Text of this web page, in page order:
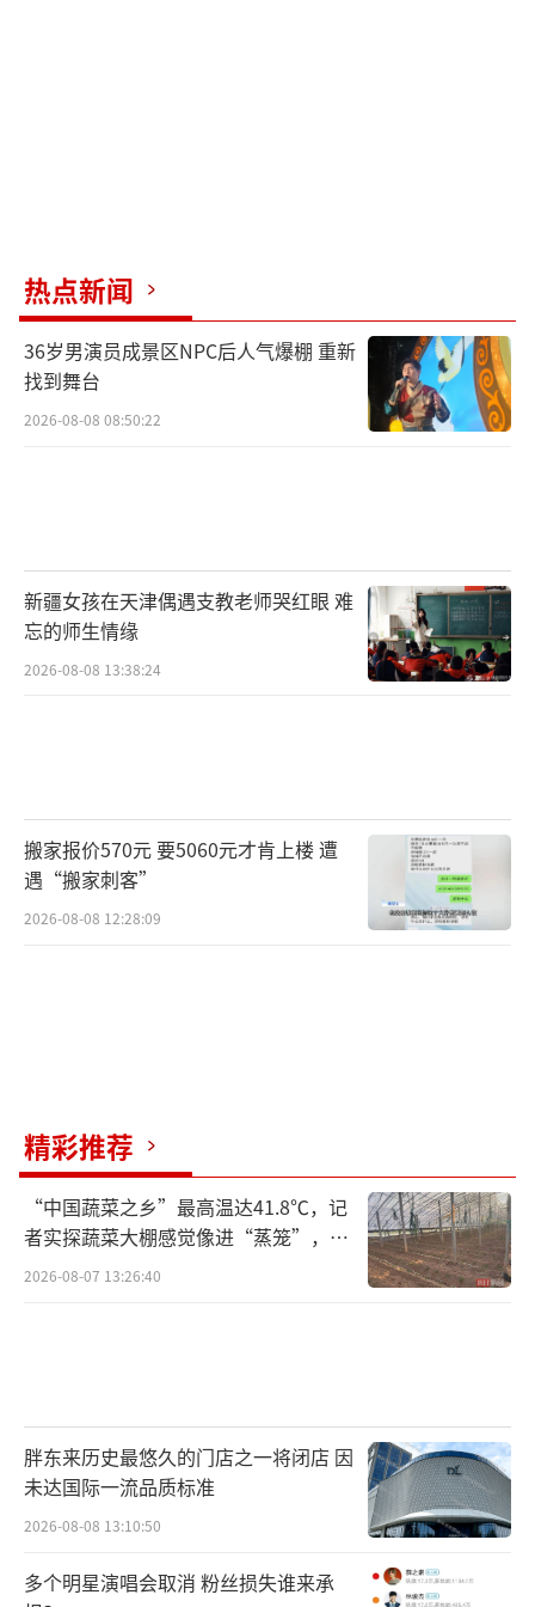
热点新闻
36岁男演员成景区NPC后人气爆棚 重新
找到舞台
2026-08-08 08:50:22
新疆女孩在天津偶遇支教老师哭红眼 难
忘的师生情缘
2026-08-08 13:38:24
搬家报价570元 要5060元才肯上楼 遭
遇“搬家刺客”
2026-08-08 12:28:09
精彩推荐
“中国蔬菜之乡”最高温达41.8℃，记
者实探蔬菜大棚感觉像进“蒸笼”，有
村民称只能凌晨两点起来干活
2026-08-07 13:26:40
胖东来历史最悠久的门店之一将闭店 因
未达国际一流品质标准
2026-08-08 13:10:50
多个明星演唱会取消 粉丝损失谁来承